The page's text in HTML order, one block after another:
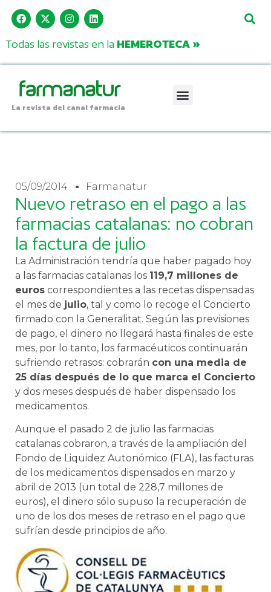
Todas las revistas en la HEMEROTECA »
La revista del canal farmacia
05/09/2014 Farmanatur
Nuevo retraso en el pago a las
farmacias catalanas: no cobran
la factura de julio
La Administración tendría que haber pagado hoy
a las farmacias catalanas los 119,7 millones de
euros correspondientes a las recetas dispensadas
el mes de julio, tal y como lo recoge el Concierto
firmado con la Generalitat. Según las previsiones
de pago, el dinero no llegará hasta finales de este
mes, por lo tanto, los farmacéuticos continuarán
sufriendo retrasos: cobrarán con una media de
25 días después de lo que marca el Concierto
y dos meses después de haber dispensado los
medicamentos.
Aunque el pasado 2 de julio las farmacias
catalanas cobraron, a través de la ampliación del
Fondo de Liquidez Autonómico (FLA), las facturas
de los medicamentos dispensados en marzo y
abril de 2013 (un total de 228,7 millones de
euros), el dinero sólo supuso la recuperación de
uno de los dos meses de retraso en el pago que
sufrían desde principios de año.